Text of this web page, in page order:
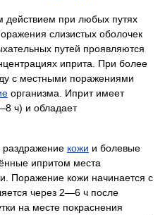
при любых путях
слизистых оболочек
путей проявляются
иприта. При более
с местными поражениями
организма. Иприт имеет
ч) и обладает
раздражение кожи и болевые
ипритом места
Поражение кожи начинается с
через 2—6 ч после
на месте покраснения